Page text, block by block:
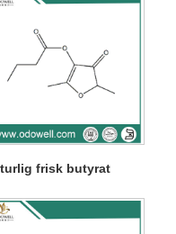
frisk butyrat